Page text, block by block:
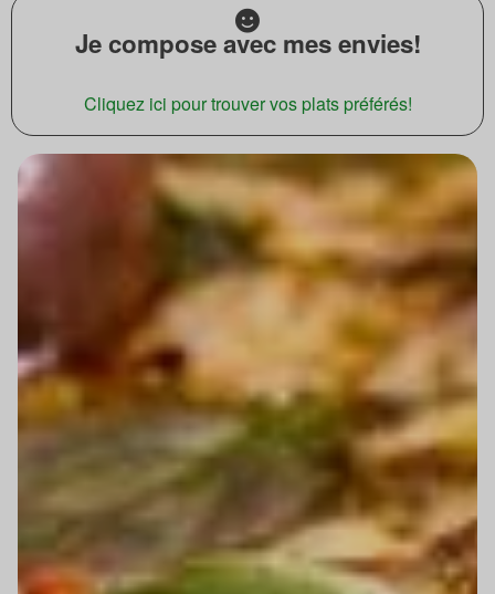
Je compose avec mes envies!
Cliquez ici pour trouver vos plats préférés!